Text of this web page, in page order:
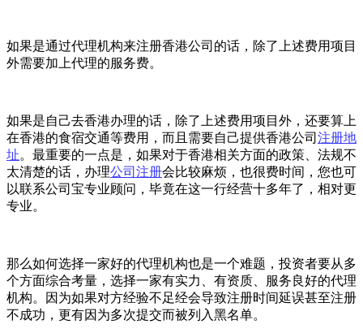
如果是通过代理机构来注册香港公司的话，除了上述费用项目
外需要加上代理的服务费。
如果是自己去香港办理的话，除了上述费用项目外，还要算上
在香港的食宿交通等费用，而且需要自己提供香港公司 注册地
址。最重要的一点是，如果对于香港相关方面的政策、法规不
太清楚的话，办理公司注册会比较麻烦，也很费时间，您也可
以联系公司宝专业顾问，毕竟在这一行经营十多年了，相对更
专业。
那么如何选择一家好的代理机构也是一个难题，投资者要从多
个方面综合考量，选择一家有实力、有资质、服务良好的代理
机构。因为如果对方经验不足经会导致注册时间延误甚至注册
不成功，更有因为多次提交而被列入黑名单。